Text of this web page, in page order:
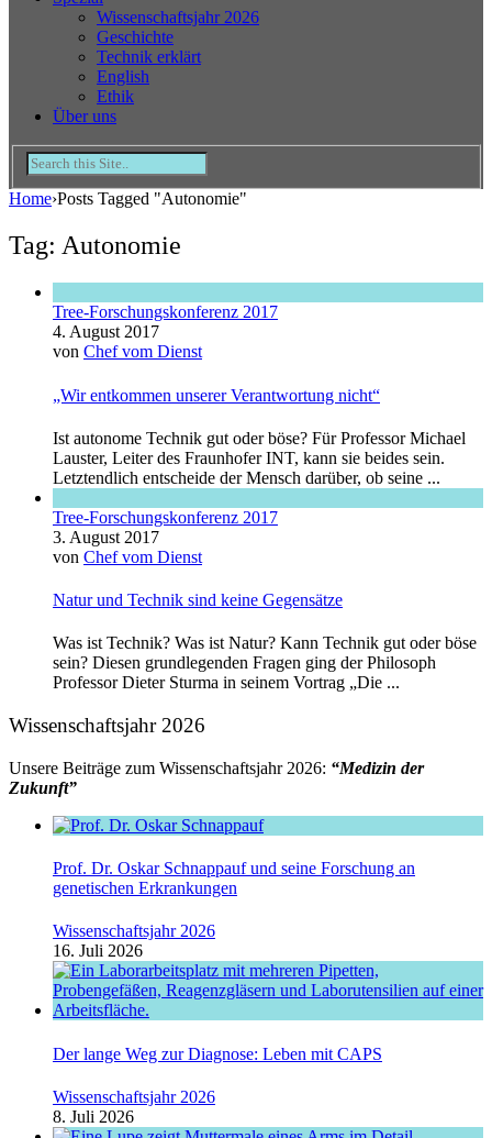
Wissenschaftsjahr 2026
Geschichte
Technik erklärt
English
Ethik
Über uns
Home›Posts Tagged "Autonomie"
Tag: Autonomie
Tree-Forschungskonferenz 2017
4. August 2017
von Chef vom Dienst
„Wir entkommen unserer Verantwortung nicht“
Ist autonome Technik gut oder böse? Für Professor Michael
Lauster, Leiter des Fraunhofer INT, kann sie beides sein.
Letztendlich entscheide der Mensch darüber, ob seine ...
Tree-Forschungskonferenz 2017
3. August 2017
von Chef vom Dienst
Natur und Technik sind keine Gegensätze
Was ist Technik? Was ist Natur? Kann Technik gut oder böse
sein? Diesen grundlegenden Fragen ging der Philosoph
Professor Dieter Sturma in seinem Vortrag „Die ...
Wissenschaftsjahr 2026
Unsere Beiträge zum Wissenschaftsjahr 2026: “Medizin der
Zukunft”
Prof. Dr. Oskar Schnappauf und seine Forschung an
genetischen Erkrankungen
Wissenschaftsjahr 2026
16. Juli 2026
Der lange Weg zur Diagnose: Leben mit CAPS
Wissenschaftsjahr 2026
8. Juli 2026